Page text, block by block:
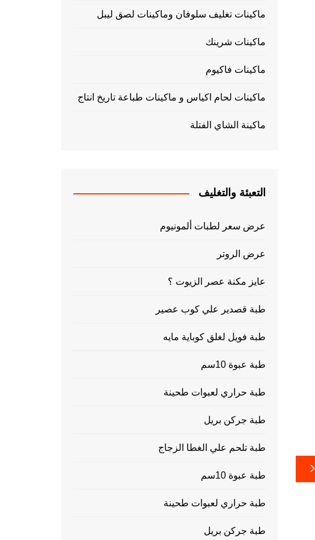
ماكينات تغليف سلوفان وماكينات لصق ليبل
ماكينات شرينك
ماكينات فاكيوم
ماكينات لحام اكياس و ماكينات طباعة تاريخ انتاج
ماكينة الشاي الفتلة
التعبئة والتغليف
عرض سعر لطبات ألمونيوم
عرض الروتر
عايز مكنة عصر الزيوت ؟
طبة قصدير علي كوب عصير
طبة فويل لغلق كوباية مايه
طبة عبوة 10سم
طبة حراري لعبوات طحينة
طبة جركن بريل
طبة تلحم علي الغطا الزجاج
طبة عبوة 10سم
طبة حراري لعبوات طحينة
طبة جركن بريل